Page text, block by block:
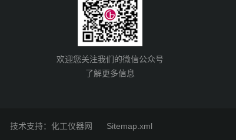
欢迎您关注我们的微信公众号
了解更多信息
技术支持： 化工仪器网 Sitemap.xml